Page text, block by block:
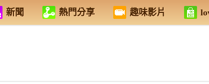
新聞 熱門分享 趣味影片